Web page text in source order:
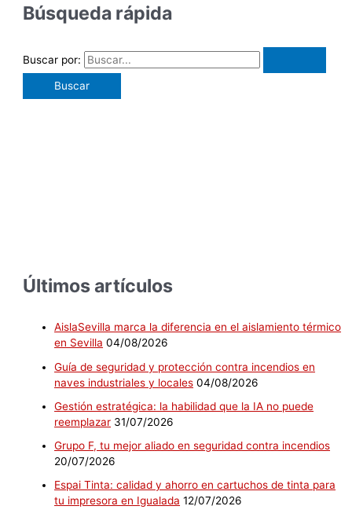
Búsqueda rápida
Buscar por:
Últimos artículos
AislaSevilla marca la diferencia en el aislamiento térmico
en Sevilla 04/08/2026
Guía de seguridad y protección contra incendios en
naves industriales y locales 04/08/2026
Gestión estratégica: la habilidad que la IA no puede
reemplazar 31/07/2026
Grupo F, tu mejor aliado en seguridad contra incendios
20/07/2026
Espai Tinta: calidad y ahorro en cartuchos de tinta para
tu impresora en Igualada 12/07/2026